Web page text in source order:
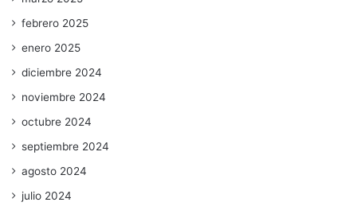
febrero 2025
enero 2025
diciembre 2024
noviembre 2024
octubre 2024
septiembre 2024
agosto 2024
julio 2024